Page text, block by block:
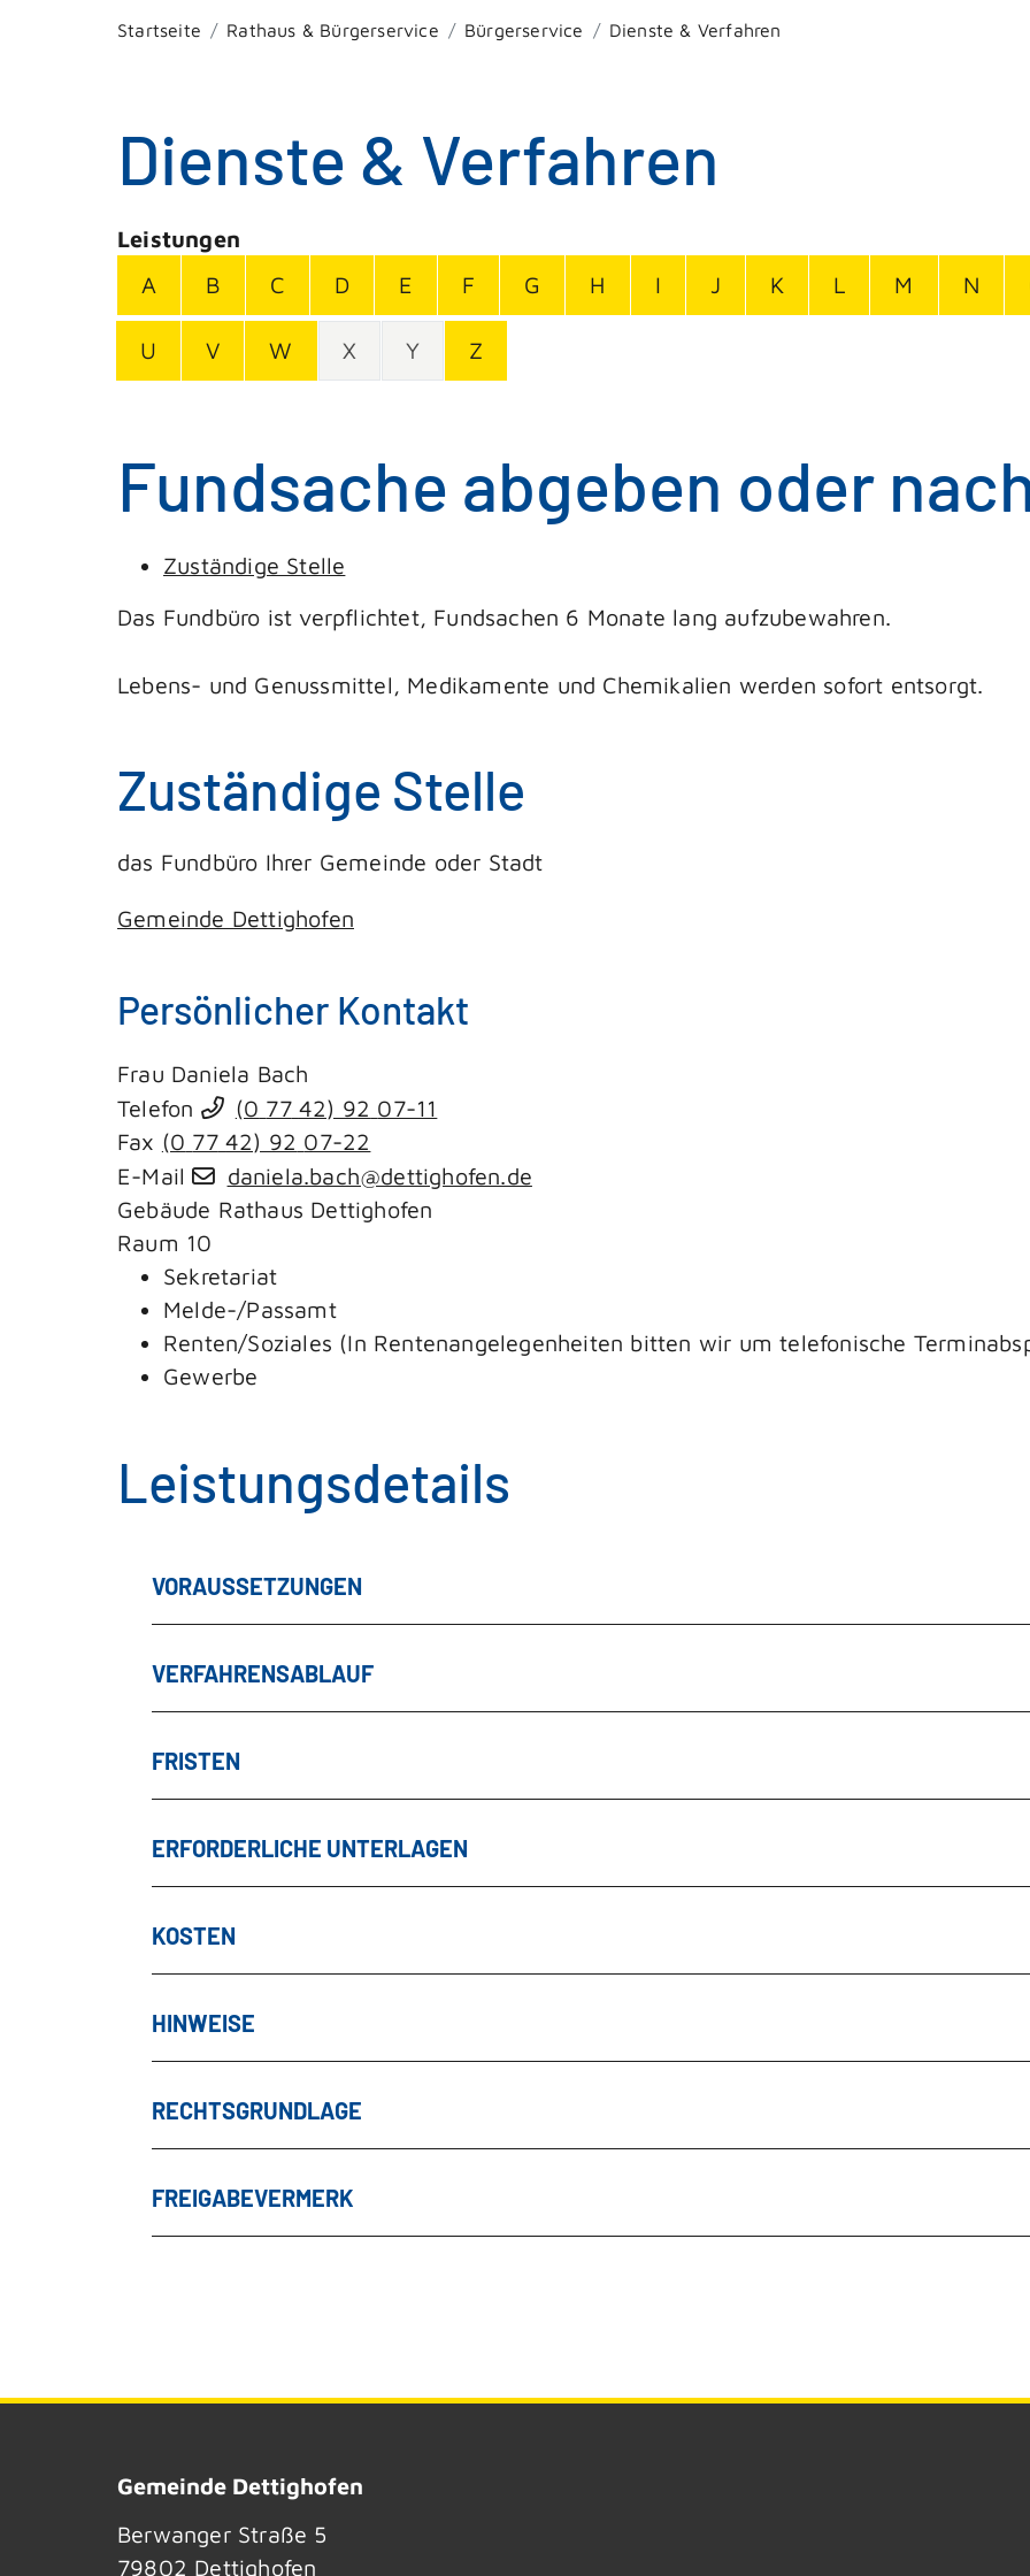
Startseite Rathaus & Bürgerservice Bürgerservice Dienste & Verfahren
Dienste & Verfahren
Leistungen
A
B C D E F G H I J K L M N
U V W X Y Z
Fundsache abgeben oder
Zuständige Stelle
Das Fundbüro ist verpflichtet, Fundsachen 6 Monate lang aufzubewahren.
Lebens- und Genussmittel, Medikamente und Chemikalien werden sofort entsorgt.
Zuständige Stelle
das Fundbüro Ihrer Gemeinde oder Stadt
Gemeinde Dettighofen
Persönlicher Kontakt
Frau Daniela Bach
Telefon
(0 77 42) 92 07-11
Fax (0 77 42) 92 07-22
E-Mail
daniela.bach@dettighofen.de
Gebäude Rathaus Dettighofen
Raum 10
Sekretariat
Melde-/Passamt
Renten/Soziales (In Rentenangelegenheiten bitten wir um telefonische
Gewerbe
Leistungsdetails
VORAUSSETZUNGEN
VERFAHRENSABLAUF
FRISTEN
ERFORDERLICHE UNTERLAGEN
KOSTEN
HINWEISE
RECHTSGRUNDLAGE
FREIGABEVERMERK
Gemeinde Dettighofen
Berwanger Straße 5
79802 Dettighofen